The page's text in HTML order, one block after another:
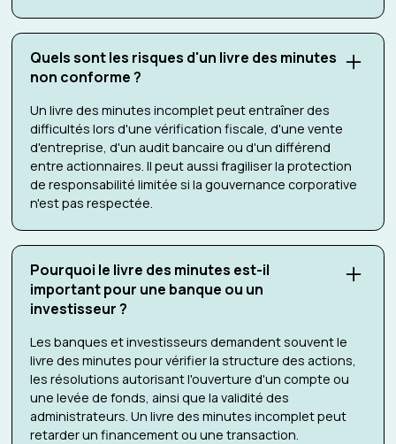
Quels sont les risques d'un livre des minutes
non conforme ?
Un livre des minutes incomplet peut entraîner des
difficultés lors d'une vérification fiscale, d'une vente
d'entreprise, d'un audit bancaire ou d'un différend
entre actionnaires. Il peut aussi fragiliser la protection
de responsabilité limitée si la gouvernance corporative
n'est pas respectée.
Pourquoi le livre des minutes est-il
important pour une banque ou un
investisseur ?
Les banques et investisseurs demandent souvent le
livre des minutes pour vérifier la structure des actions,
les résolutions autorisant l'ouverture d'un compte ou
une levée de fonds, ainsi que la validité des
administrateurs. Un livre des minutes incomplet peut
retarder un financement ou une transaction.